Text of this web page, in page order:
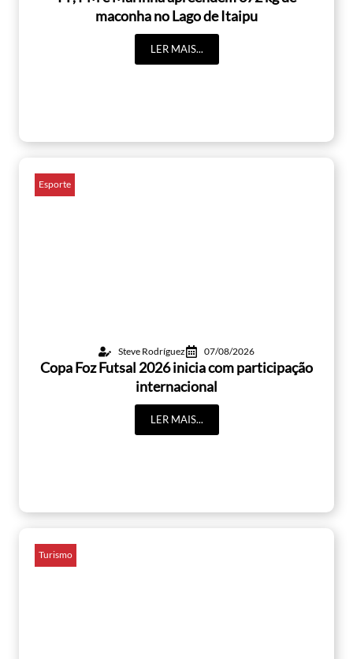
maconha no Lago de Itaipu
LER MAIS...
Esporte
Steve Rodríguez 07/08/2026
Copa Foz Futsal 2026 inicia com participação
internacional
LER MAIS...
Turismo